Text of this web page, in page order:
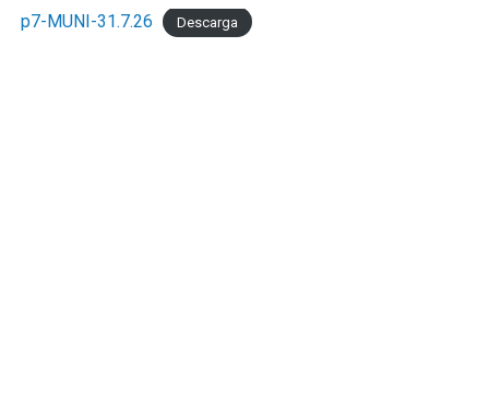
p7-MUNI-31.7.26 Descarga